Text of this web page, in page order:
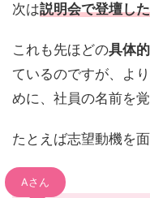
次は説明会で登壇し
これも先ほどの具体
ているのですが、よ
めに、社員の名前を
たとえば志望動機を
Aさん